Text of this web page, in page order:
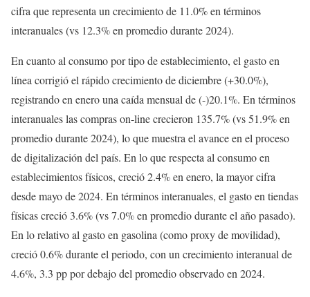
cifra que representa un crecimiento de 11.0% en términos
interanuales (vs 12.3% en promedio durante 2024).
En cuanto al consumo por tipo de establecimiento, el gasto en
línea corrigió el rápido crecimiento de diciembre (+30.0%),
registrando en enero una caída mensual de (-)20.1%. En términos
interanuales las compras on-line crecieron 135.7% (vs 51.9% en
promedio durante 2024), lo que muestra el avance en el proceso
de digitalización del país. En lo que respecta al consumo en
establecimientos físicos, creció 2.4% en enero, la mayor cifra
desde mayo de 2024. En términos interanuales, el gasto en tiendas
físicas creció 3.6% (vs 7.0% en promedio durante el año pasado).
En lo relativo al gasto en gasolina (como proxy de movilidad),
creció 0.6% durante el periodo, con un crecimiento interanual de
4.6%, 3.3 pp por debajo del promedio observado en 2024.